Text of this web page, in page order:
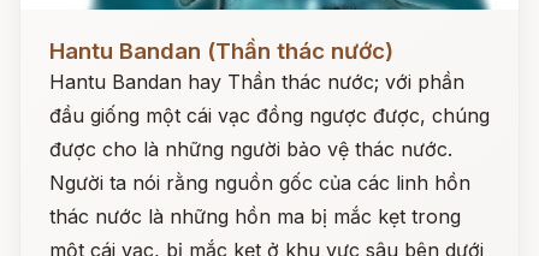
Hantu Bandan (Thần thác nước)
Hantu Bandan hay Thần thác nước; với phần
đầu giống một cái vạc đồng ngược được, chúng
được cho là những người bảo vệ thác nước.
Người ta nói rằng nguồn gốc của các linh hồn
thác nước là những hồn ma bị mắc kẹt trong
một cái vạc, bị mắc kẹt ở khu vực sâu bên dưới